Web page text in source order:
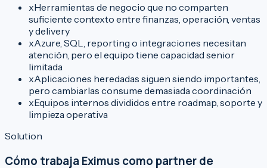
xHerramientas de negocio que no comparten
suficiente contexto entre finanzas, operación, ventas
y delivery
xAzure, SQL, reporting o integraciones necesitan
atención, pero el equipo tiene capacidad senior
limitada
xAplicaciones heredadas siguen siendo importantes,
pero cambiarlas consume demasiada coordinación
xEquipos internos divididos entre roadmap, soporte y
limpieza operativa
Solution
Cómo trabaja Eximus como partner de